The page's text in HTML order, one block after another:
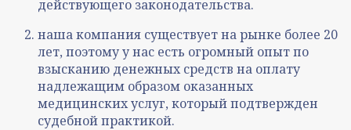
действующего законодательства.
наша компания существует на рынке более 20
лет, поэтому у нас есть огромный опыт по
взысканию денежных средств на оплату
надлежащим образом оказанных
медицинских услуг, который подтвержден
судебной практикой.